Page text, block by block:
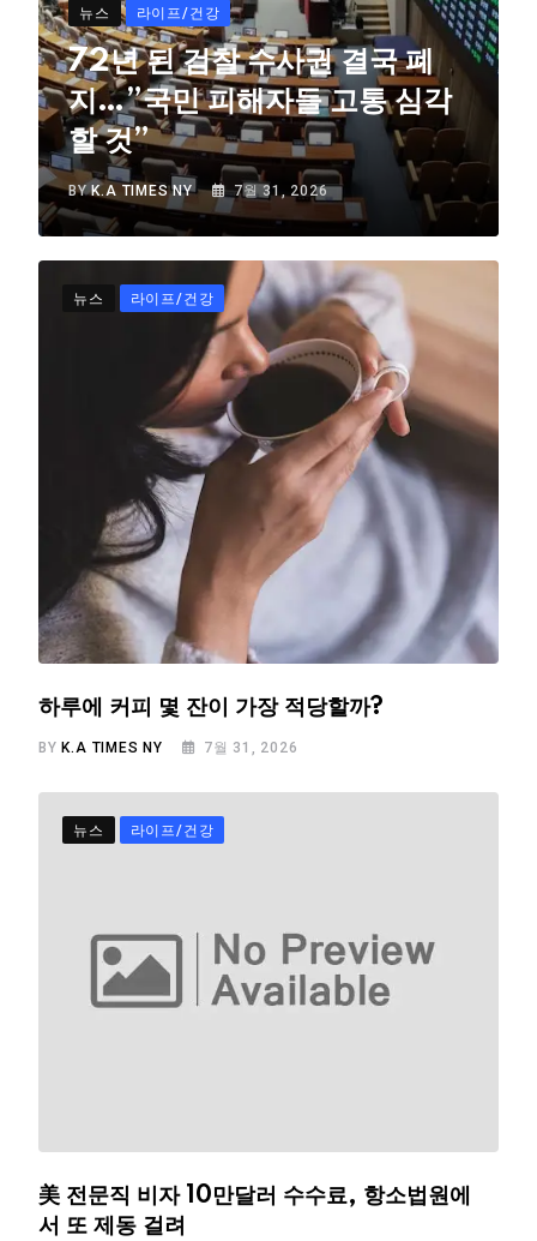
뉴스 라이프/건강
72년 된 검찰 수사권 결국 폐
지…”국민 피해자들 고통 심각
할 것”
BYK.A TIMES NY 7월 31, 2026
뉴스 라이프/건강
하루에 커피 몇 잔이 가장 적당할까?
BYK.A TIMES NY 7월 31, 2026
뉴스 라이프/건강
美 전문직 비자 10만달러 수수료, 항소법원에
서 또 제동 걸려